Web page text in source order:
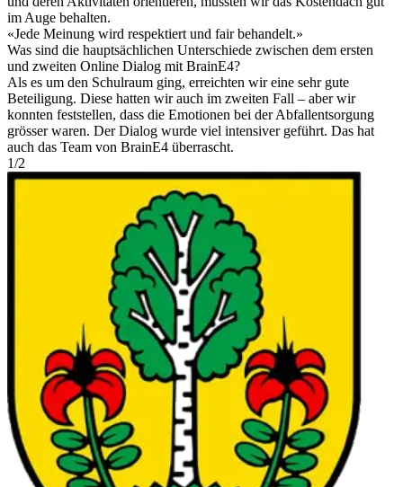
im Auge behalten.
«Jede Meinung wird respektiert und fair behandelt.»
Was sind die hauptsächlichen Unterschiede zwischen dem ersten
und zweiten Online Dialog mit BrainE4?
Als es um den Schulraum ging, erreichten wir eine sehr gute
Beteiligung. Diese hatten wir auch im zweiten Fall – aber wir
konnten feststellen, dass die Emotionen bei der Abfallentsorgung
grösser waren. Der Dialog wurde viel intensiver geführt. Das hat
auch das Team von BrainE4 überrascht.
1/2